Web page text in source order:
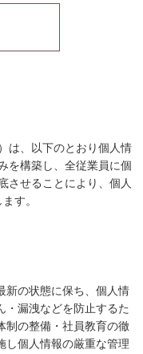
は、以下のとおり個人情
を構築し、全従業員に個
させることにより、個人
す。
新の状態に保ち、個人情
・漏洩などを防止するた
制の整備・社員教育の徹
し個人情報の厳重な管理